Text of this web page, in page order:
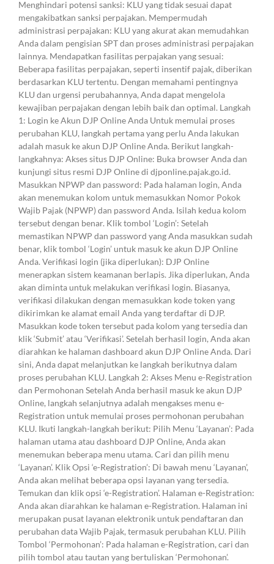
Menghindari potensi sanksi: KLU yang tidak sesuai dapat
mengakibatkan sanksi perpajakan. Mempermudah
administrasi perpajakan: KLU yang akurat akan memudahkan
Anda dalam pengisian SPT dan proses administrasi perpajakan
lainnya. Mendapatkan fasilitas perpajakan yang sesuai:
Beberapa fasilitas perpajakan, seperti insentif pajak, diberikan
berdasarkan KLU tertentu. Dengan memahami pentingnya
KLU dan urgensi perubahannya, Anda dapat mengelola
kewajiban perpajakan dengan lebih baik dan optimal. Langkah
1: Login ke Akun DJP Online Anda Untuk memulai proses
perubahan KLU, langkah pertama yang perlu Anda lakukan
adalah masuk ke akun DJP Online Anda. Berikut langkah-
langkahnya: Akses situs DJP Online: Buka browser Anda dan
kunjungi situs resmi DJP Online di djponline.pajak.go.id.
Masukkan NPWP dan password: Pada halaman login, Anda
akan menemukan kolom untuk memasukkan Nomor Pokok
Wajib Pajak (NPWP) dan password Anda. Isilah kedua kolom
tersebut dengan benar. Klik tombol ‘Login’: Setelah
memastikan NPWP dan password yang Anda masukkan sudah
benar, klik tombol ‘Login’ untuk masuk ke akun DJP Online
Anda. Verifikasi login (jika diperlukan): DJP Online
menerapkan sistem keamanan berlapis. Jika diperlukan, Anda
akan diminta untuk melakukan verifikasi login. Biasanya,
verifikasi dilakukan dengan memasukkan kode token yang
dikirimkan ke alamat email Anda yang terdaftar di DJP.
Masukkan kode token tersebut pada kolom yang tersedia dan
klik ‘Submit’ atau ‘Verifikasi’. Setelah berhasil login, Anda akan
diarahkan ke halaman dashboard akun DJP Online Anda. Dari
sini, Anda dapat melanjutkan ke langkah berikutnya dalam
proses perubahan KLU. Langkah 2: Akses Menu e-Registration
dan Permohonan Setelah Anda berhasil masuk ke akun DJP
Online, langkah selanjutnya adalah mengakses menu e-
Registration untuk memulai proses permohonan perubahan
KLU. Ikuti langkah-langkah berikut: Pilih Menu ‘Layanan’: Pada
halaman utama atau dashboard DJP Online, Anda akan
menemukan beberapa menu utama. Cari dan pilih menu
‘Layanan’. Klik Opsi ‘e-Registration’: Di bawah menu ‘Layanan’,
Anda akan melihat beberapa opsi layanan yang tersedia.
Temukan dan klik opsi ‘e-Registration’. Halaman e-Registration:
Anda akan diarahkan ke halaman e-Registration. Halaman ini
merupakan pusat layanan elektronik untuk pendaftaran dan
perubahan data Wajib Pajak, termasuk perubahan KLU. Pilih
Tombol ‘Permohonan’: Pada halaman e-Registration, cari dan
pilih tombol atau tautan yang bertuliskan ‘Permohonan’.